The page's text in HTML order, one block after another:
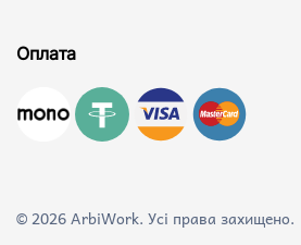
Оплата
©2026ArbiWork. Усі права захищено.